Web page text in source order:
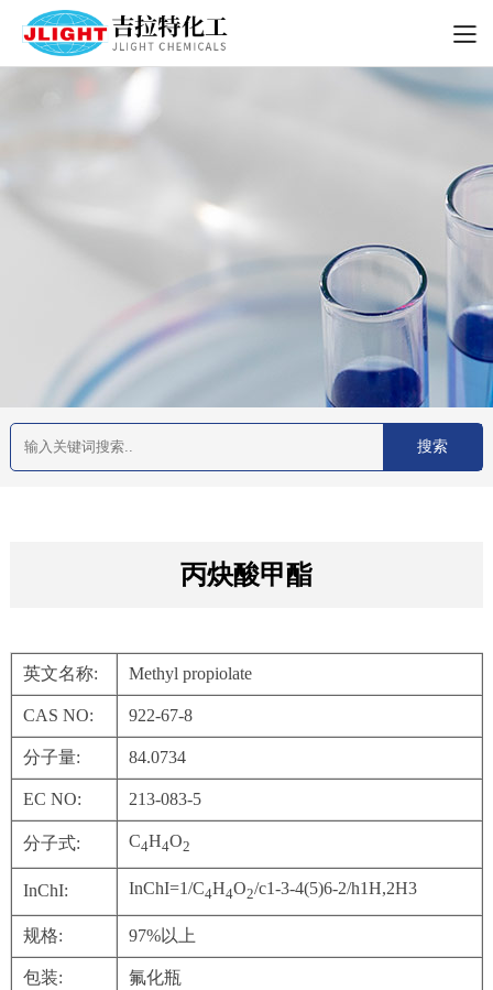
丙炔酸甲酯
英文名称: Methyl propiolate
CAS NO: 922-67-8
分子量: 84.0734
EC NO: 213-083-5
分子式: C4H4O2
InChI: InChI=1/C4H4O2/c1-3-4(5)6-2/h1H,2H3
规格: 97%以上
包装: 氟化瓶